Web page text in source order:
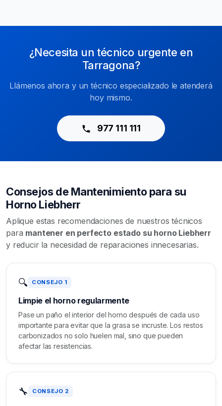
¿Necesita un técnico urgente en
Tarragona?
Llámenos ahora y un técnico especializado le atenderá
hoy mismo.
977 111 111
Consejos de Mantenimiento para su
Horno Liebherr
Aplique estas recomendaciones de nuestros técnicos
para mantener en perfecto estado su horno Liebherr
y reducir la necesidad de reparaciones innecesarias.
🔍 CONSEJO 1
Limpie el horno regularmente
Pase un paño el interior del horno después de cada uso
importante para evitar que la grasa se incruste. Los restos
carbonizados no solo huelen mal, sino que pueden
afectar las resistencias.
🔧 CONSEJO 2